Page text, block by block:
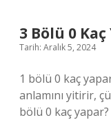
3 Bölü 0
Tarih: Aralık 5, 2024
1 bölü 0 kaç
anlamını yitirir,
bölü 0 kaç yapar?